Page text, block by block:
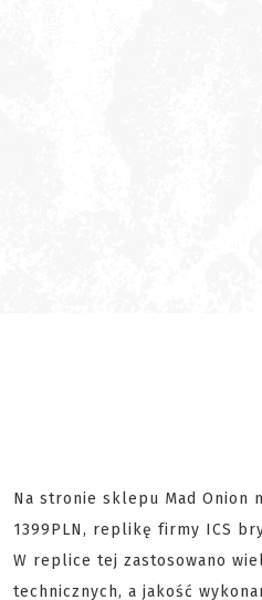
Na stronie sklepu Mad Onion
1399PLN, replikę firmy ICS
W replice tej zastosowano
technicznych, a jakość